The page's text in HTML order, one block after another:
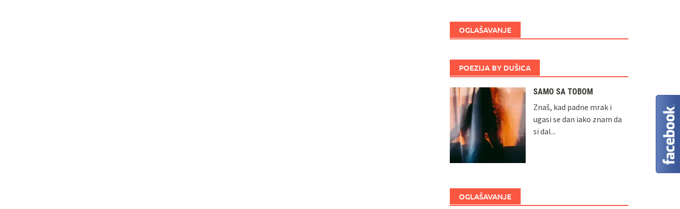
OGLAŠAVANJE
POEZIJA BY DUŠICA
SAMO SA TOBOM
Znaš, kad padne mrak i
ugasi se dan iako znam da
si dal...
OGLAŠAVANJE